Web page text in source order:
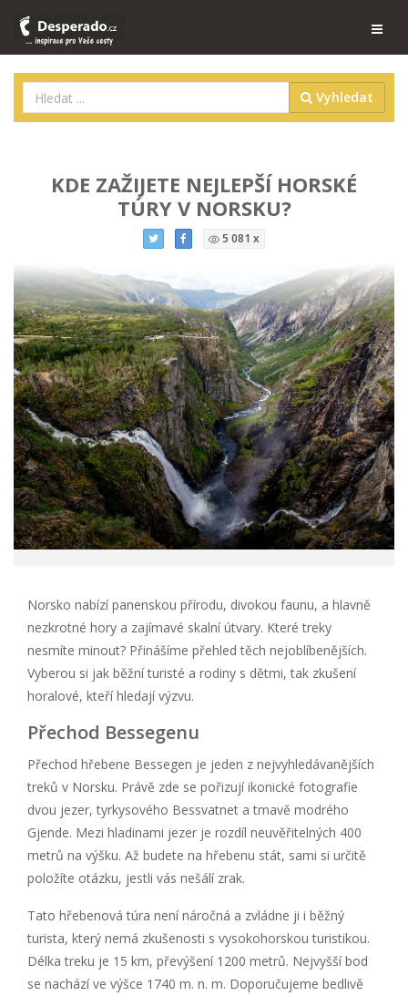
Vyhledat
KDE ZAŽIJETE NEJLEPŠÍ HORSKÉ
TÚRY V NORSKU?
5 081 x
Norsko nabízí panenskou přírodu, divokou faunu, a hlavně
nezkrotné hory a zajímavé skalní útvary. Které treky
nesmíte minout? Přinášíme přehled těch nejoblíbenějších.
Vyberou si jak běžní turisté a rodiny s dětmi, tak zkušení
horalové, kteří hledají výzvu.
Přechod Bessegenu
Přechod hřebene Bessegen je jeden z nejvyhledávanějších
treků v Norsku. Právě zde se pořizují ikonické fotografie
dvou jezer, tyrkysového Bessvatnet a tmavě modrého
Gjende. Mezi hladinami jezer je rozdíl neuvěřitelných 400
metrů na výšku. Až budete na hřebenu stát, sami si určitě
položíte otázku, jestli vás nešálí zrak.
Tato hřebenová túra není náročná a zvládne ji i běžný
turista, který nemá zkušenosti s vysokohorskou turistikou.
Délka treku je 15 km, převýšení 1200 metrů. Nejvyšší bod
se nachází ve výšce 1740 m. n. m. Doporučujeme bedlivě